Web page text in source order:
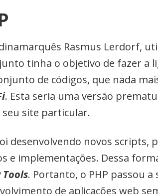
Rasmus Lerdorf,
tinha o objetivo de fazer a
de códigos, que nada
. Esta seria uma versão
site particular.
desenvolvendo novos scripts,
e implementações. Dessa
Tools. Portanto, o PHP passou
de aplicações web